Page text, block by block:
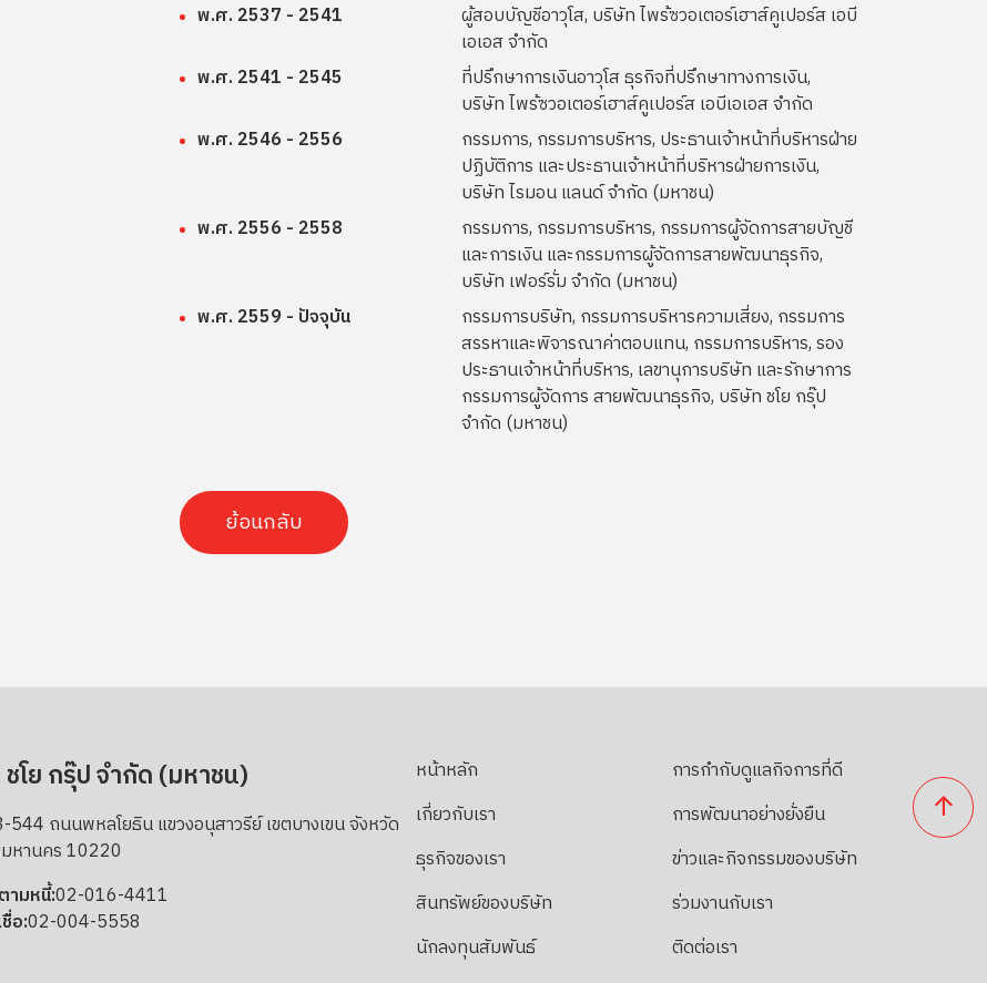
พ.ศ. 2537 - 2541
ผู้สอบบัญชีอาวุโส, บริษัท ไพร้ซวอเตอร์เฮาส์คูเปอร์ส เอบี
เอเอส จำกัด
พ.ศ. 2541 - 2545
ที่ปรึกษาการเงินอาวุโส ธุรกิจที่ปรึกษาทางการเงิน,
บริษัท ไพร้ซวอเตอร์เฮาส์คูเปอร์ส เอบีเอเอส จำกัด
พ.ศ. 2546 - 2556
กรรมการ, กรรมการบริหาร, ประธานเจ้าหน้าที่บริหารฝ่าย
ปฏิบัติการ และประธานเจ้าหน้าที่บริหารฝ่ายการเงิน,
บริษัท ไรมอน แลนด์ จำกัด (มหาชน)
พ.ศ. 2556 - 2558
กรรมการ, กรรมการบริหาร, กรรมการผู้จัดการสายบัญชี
และการเงิน และกรรมการผู้จัดการสายพัฒนาธุรกิจ,
บริษัท เฟอร์รั่ม จำกัด (มหาชน)
พ.ศ. 2559 - ปัจจุบัน
กรรมการบริษัท, กรรมการบริหารความเสี่ยง, กรรมการ
สรรหาและพิจารณาค่าตอบแทน, กรรมการบริหาร, รอง
ประธานเจ้าหน้าที่บริหาร, เลขานุการบริษัท และรักษาการ
กรรมการผู้จัดการ สายพัฒนาธุรกิจ, บริษัท ชโย กรุ๊ป
จำกัด (มหาชน)
ย้อนกลับ
โย กรุ๊ป จำกัด (มหาชน)
ถนนพหลโยธิน แขวงอนุสาวรีย์ เขตบางเขน จังหวัด
หานคร 10220
ามหนี้:02-016-4411
อ:02-004-5558
หน้าหลัก
เกี่ยวกับเรา
ธุรกิจของเรา
สินทรัพย์ของบริษัท
นักลงทุนสัมพันธ์
การกำกับดูแลกิจการที่ดี
การพัฒนาอย่างยั่งยืน
ข่าวและกิจกรรมของบริษัท
ร่วมงานกับเรา
ติดต่อเรา